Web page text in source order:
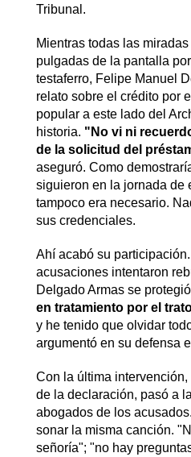
Tribunal.
Mientras todas las
pulgadas de la pantalla
testaferro, Felipe Manuel
relato sobre el crédito por
popular a este lado del
historia. "No vi ni
de la solicitud del
aseguró. Como
siguieron en la jornada de
tampoco era necesario.
sus credenciales.
Ahí acabó su
acusaciones intentaron
Delgado Armas se
en tratamiento por el
y he tenido que olvidar
argumentó en su defensa
Con la última
de la declaración, pasó a
abogados de los
sonar la misma canción.
señoría"; "no hay